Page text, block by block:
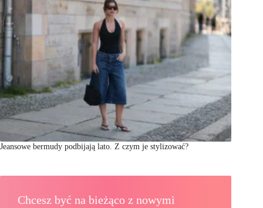
Jeansowe bermudy podbijają lato. Z czym je stylizować?
Chcesz być na bieżąco z nowymi